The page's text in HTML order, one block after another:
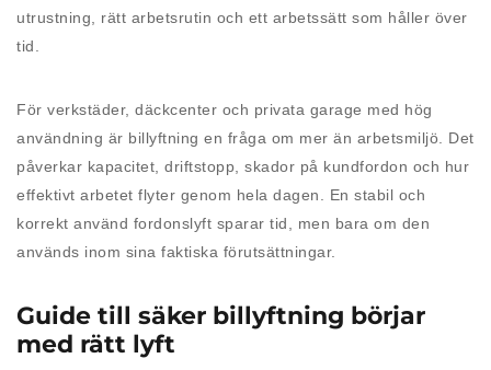
utrustning, rätt arbetsrutin och ett arbetssätt som håller över
tid.
För verkstäder, däckcenter och privata garage med hög
användning är billyftning en fråga om mer än arbetsmiljö. Det
påverkar kapacitet, driftstopp, skador på kundfordon och hur
effektivt arbetet flyter genom hela dagen. En stabil och
korrekt använd fordonslyft sparar tid, men bara om den
används inom sina faktiska förutsättningar.
Guide till säker billyftning börjar
med rätt lyft